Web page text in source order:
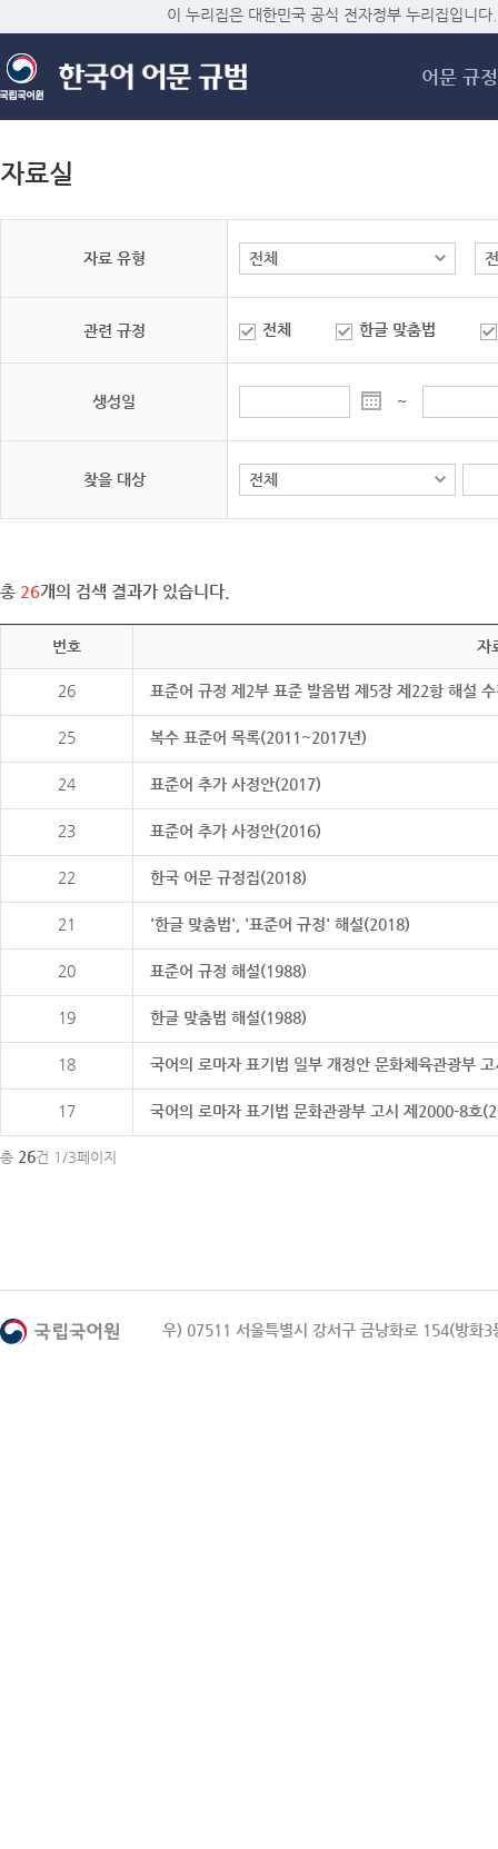
메
이 누리집은 대한민국 공식 전자정부 누리집입니다.
어문 규정
자료실
자료 유형
관련 규정 전체 한글 맞춤법
생성일 ~
찾을 대상
총 26개의 검색 결과가 있습니다.
번호 자
26 표준어 규정 제2부 표준 발음법 제5장 제22항 해설
25 복수 표준어 목록(2011~2017년)
24 표준어 추가 사정안(2017)
23 표준어 추가 사정안(2016)
22 한국 어문 규정집(2018)
21 '한글 맞춤법', '표준어 규정' 해설(2018)
20 표준어 규정 해설(1988)
19 한글 맞춤법 해설(1988)
18 국어의 로마자 표기법 일부 개정안 문화체육관광부
17 국어의 로마자 표기법 문화관광부 고시 제2000-8호
총 26건 1/3페이지
우) 07511 서울특별시 강서구 금낭화로 154(방화3